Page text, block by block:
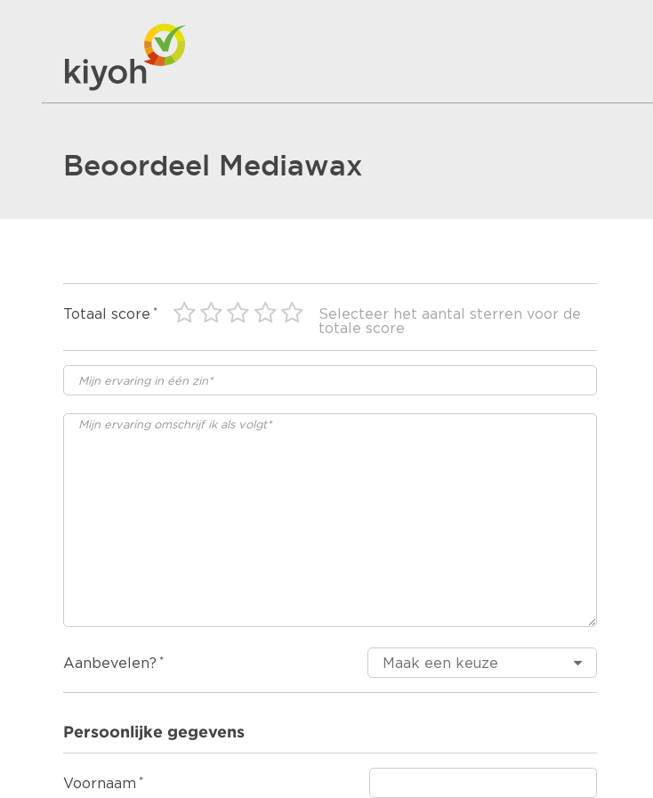
Beoordeel Mediawax
Totaal score
Selecteer het aantal sterren voor de
totale score
Aanbevelen?
Persoonlijke gegevens
Voornaam